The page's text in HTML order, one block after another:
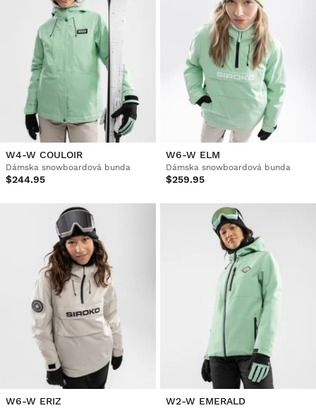
W4-W COULOIR
Dámska snowboardová bunda
$244.95
W6-W ELM
Dámska snowboardová bunda
$259.95
W6-W ERIZ W2-W EMERALD